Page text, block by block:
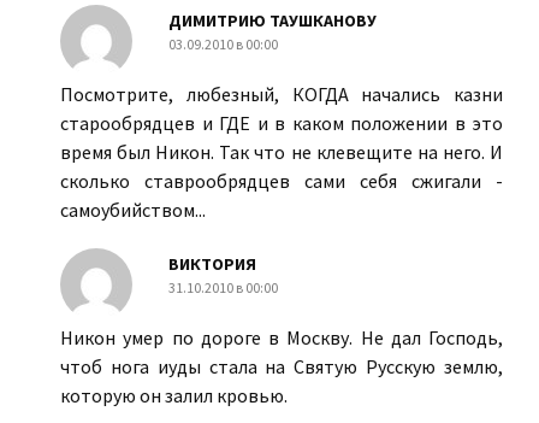
ДИМИТРИЮ ТАУШКАНОВУ
03.09.2010 в 00:00
Посмотрите, любезный, КОГДА начались казни
старообрядцев и ГДЕ и в каком положении в это
время был Никон. Так что не клевещите на него. И
сколько ставрообрядцев сами себя сжигали -
самоубийством...
ВИКТОРИЯ
31.10.2010 в 00:00
Никон умер по дороге в Москву. Не дал Господь,
чтоб нога иуды стала на Святую Русскую землю,
которую он залил кровью.